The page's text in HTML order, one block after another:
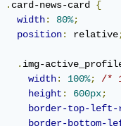
. card-news-card {
width: 80%;
position: relative
. img-
width: 100%;
height : 600px;
border-top-left-
border-bottom-